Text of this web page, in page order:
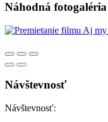
Náhodná fotogaléria
Návštevnosť
Návštevnosť: